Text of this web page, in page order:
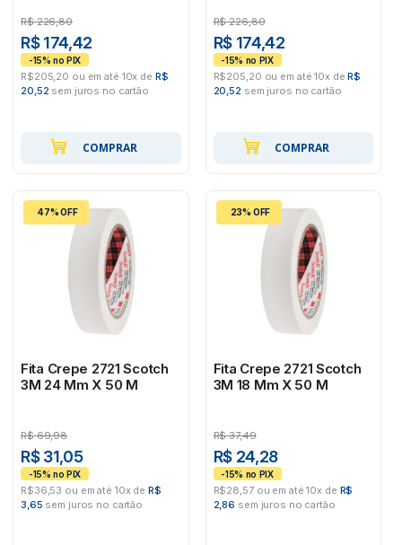
R$ 226,80
R$ 174,42
R$205,20 ou em até 10x de R$
20,52 sem juros no cartão
COMPRAR
R$ 226,80
R$ 174,42
R$205,20 ou em até 10x deR$
20,52 sem juros no cartão
COMPRAR
47% OFF
Fita Crepe 2721 Scotch
3M 24 Mm X 50 M
R$ 69,98
R$ 31,05
R$36,53 ou em até 10x de R$
3,65 sem juros no cartão
23% OFF
Fita Crepe 2721 Scotch
3M 18 Mm X 50 M
R$ 37,49
R$ 24,28
R$28,57 ou em até 10x de R$
2,86 sem juros no cartão